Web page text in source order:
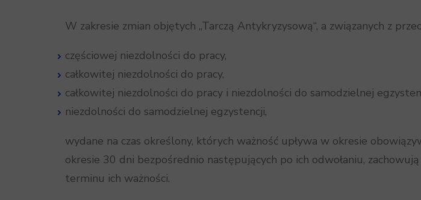
W zakresie zmian objętych „Tarczą Antykryzysową“, a związanych z
częściowej niezdolności do pracy,
całkowitej niezdolności do pracy,
całkowitej niezdolności do pracy i niezdolności do samodzielnej
niezdolności do samodzielnej egzystencji,
wydane na czas określony, których ważność upływa w okresie
okresie 30 dni bezpośrednio następujących po ich odwołaniu,
terminu ich ważności.